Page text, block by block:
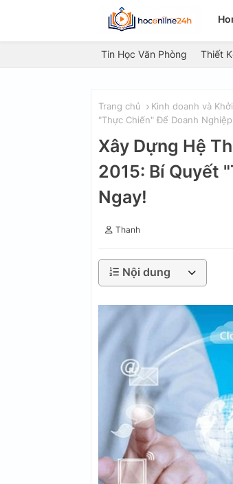
Tin Học Văn Phòng Thiết
Trang chủ Kinh doanh và
"Thực Chiến" Để Doanh
Xây Dựng Hệ
2015: Bí Quyết
Ngay!
Thanh
Nội dung